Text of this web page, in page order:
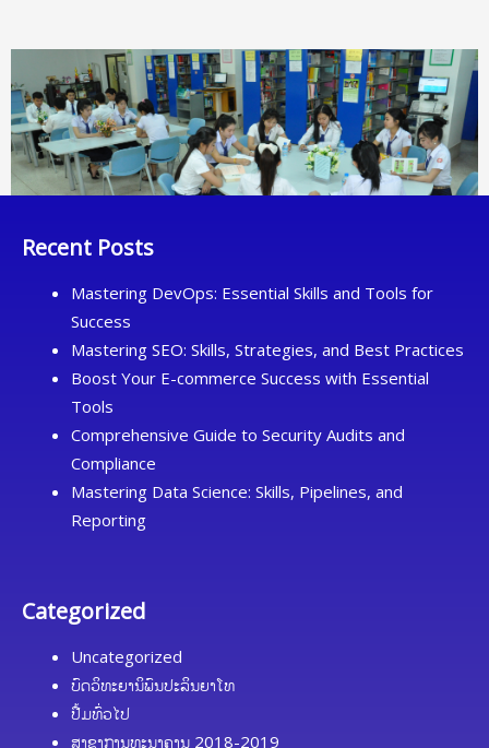
Recent Posts
Mastering DevOps: Essential Skills and Tools for
Success
Mastering SEO: Skills, Strategies, and Best Practices
Boost Your E-commerce Success with Essential
Tools
Comprehensive Guide to Security Audits and
Compliance
Mastering Data Science: Skills, Pipelines, and
Reporting
Categorized
Uncategorized
ບົດວິທະຍານິພົນປະລິນຍາໂທ
ປື້ມທົ່ວໄປ
ສາຂາການທະນາຄານ 2018-2019